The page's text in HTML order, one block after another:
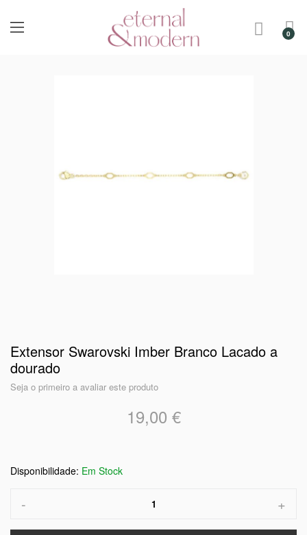
Extensor Swarovski Imber Branco Lacado a
dourado
Seja o primeiro a avaliar este produto
19,00 €
Em Stock
- +